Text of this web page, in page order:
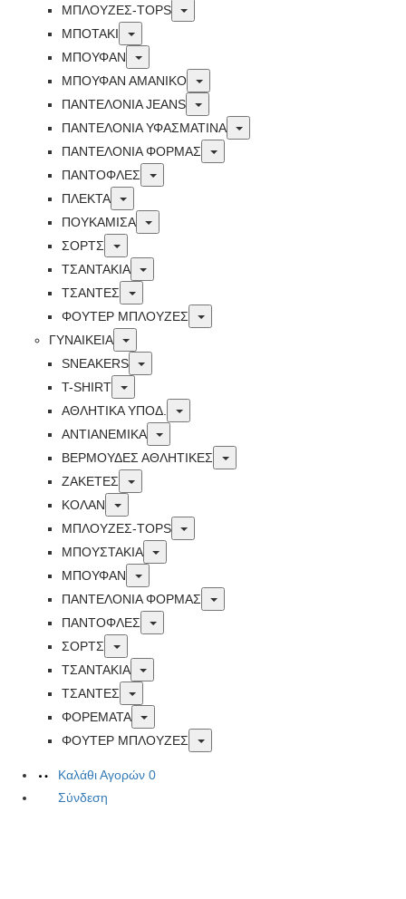
ΜΠΛΟΥΖΕΣ-TOPS
Toggle
ΜΠΟΤΑΚΙ
Toggle
ΜΠΟΥΦΑΝ
Toggle
ΜΠΟΥΦΑΝ ΑΜΑΝΙΚΟ
Toggle
ΠΑΝΤΕΛΟΝΙΑ JEANS
Toggle
ΠΑΝΤΕΛΟΝΙΑ ΥΦΑΣΜΑΤΙΝΑ
Toggle
ΠΑΝΤΕΛΟΝΙΑ ΦΟΡΜΑΣ
Toggle
ΠΑΝΤΟΦΛΕΣ
Toggle
ΠΛΕΚΤΑ
Toggle
ΠΟΥΚΑΜΙΣΑ
Toggle
ΣΟΡΤΣ
Toggle
ΤΣΑΝΤΑΚΙΑ
Toggle
ΤΣΑΝΤΕΣ
Toggle
ΦΟΥΤΕΡ ΜΠΛΟΥΖΕΣ
Toggle
ΓΥΝΑΙΚΕΙΑ
Toggle
SNEAKERS
Toggle
T-SHIRT
Toggle
ΑΘΛΗΤΙΚΑ ΥΠΟΔ.
Toggle
ΑΝΤΙΑΝΕΜΙΚΑ
Toggle
ΒΕΡΜΟΥΔΕΣ ΑΘΛΗΤΙΚΕΣ
Toggle
ΖΑΚΕΤΕΣ
Toggle
ΚΟΛΑΝ
Toggle
ΜΠΛΟΥΖΕΣ-TOPS
Toggle
ΜΠΟΥΣΤΑΚΙΑ
Toggle
ΜΠΟΥΦΑΝ
Toggle
ΠΑΝΤΕΛΟΝΙΑ ΦΟΡΜΑΣ
Toggle
ΠΑΝΤΟΦΛΕΣ
Toggle
ΣΟΡΤΣ
Toggle
ΤΣΑΝΤΑΚΙΑ
Toggle
ΤΣΑΝΤΕΣ
Toggle
ΦΟΡΕΜΑΤΑ
Toggle
ΦΟΥΤΕΡ ΜΠΛΟΥΖΕΣ
Toggle
Καλάθι Αγορών 0
Σύνδεση